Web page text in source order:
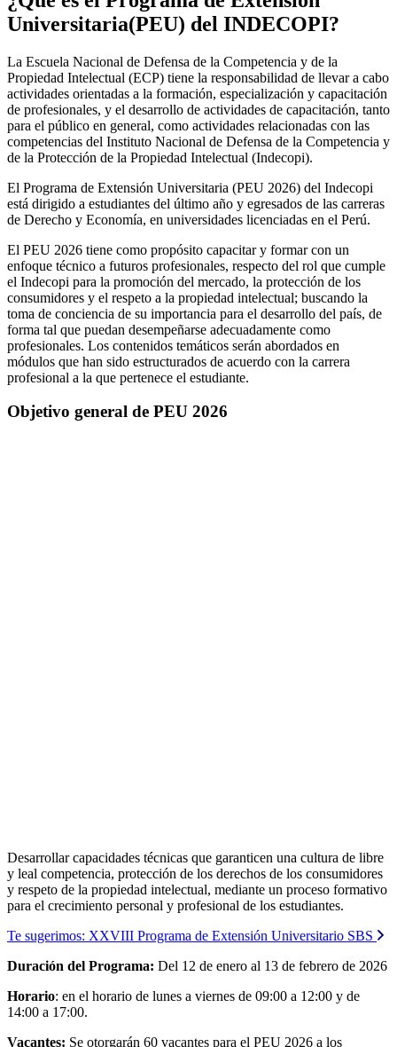
Universitaria(PEU) del INDECOPI?
La Escuela Nacional de Defensa de la Competencia y de la
Propiedad Intelectual (ECP) tiene la responsabilidad de llevar a cabo
actividades orientadas a la formación, especialización y capacitación
de profesionales, y el desarrollo de actividades de capacitación, tanto
para el público en general, como actividades relacionadas con las
competencias del Instituto Nacional de Defensa de la Competencia y
de la Protección de la Propiedad Intelectual (Indecopi).
El Programa de Extensión Universitaria (PEU 2026) del Indecopi
está dirigido a estudiantes del último año y egresados de las carreras
de Derecho y Economía, en universidades licenciadas en el Perú.
El PEU 2026 tiene como propósito capacitar y formar con un
enfoque técnico a futuros profesionales, respecto del rol que cumple
el Indecopi para la promoción del mercado, la protección de los
consumidores y el respeto a la propiedad intelectual; buscando la
toma de conciencia de su importancia para el desarrollo del país, de
forma tal que puedan desempeñarse adecuadamente como
profesionales. Los contenidos temáticos serán abordados en
módulos que han sido estructurados de acuerdo con la carrera
profesional a la que pertenece el estudiante.
Objetivo general de PEU 2026
Desarrollar capacidades técnicas que garanticen una cultura de libre
y leal competencia, protección de los derechos de los consumidores
y respeto de la propiedad intelectual, mediante un proceso formativo
para el crecimiento personal y profesional de los estudiantes.
Te sugerimos: XXVIII Programa de Extensión Universitario SBS
Duración del Programa: Del 12 de enero al 13 de febrero de 2026
Horario: en el horario de lunes a viernes de 09:00 a 12:00 y de
14:00 a 17:00.
Vacantes: Se otorgarán 60 vacantes para el PEU 2026 a los